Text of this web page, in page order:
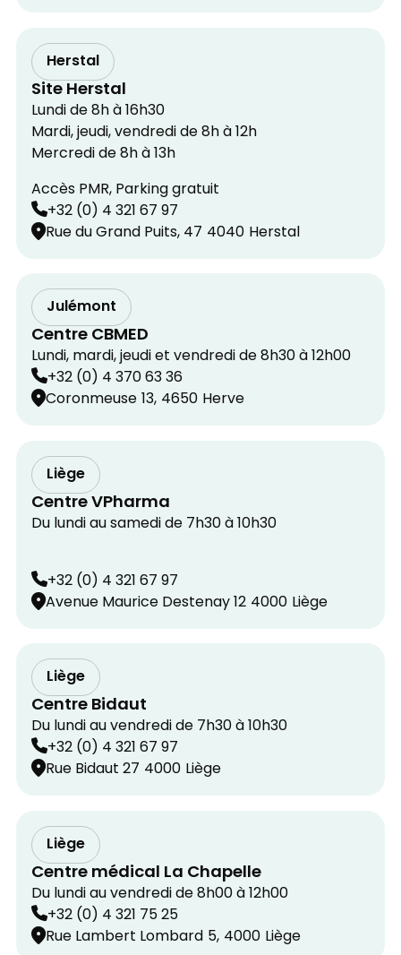
Herstal
Site Herstal
Lundi de 8h à 16h30
Mardi, jeudi, vendredi de 8h à 12h
Mercredi de 8h à 13h
Accès PMR, Parking gratuit
+32 (0) 4 321 67 97
Rue du Grand Puits, 47 4040 Herstal
Julémont
Centre CBMED
Lundi, mardi, jeudi et vendredi de 8h30 à 12h00
+32 (0) 4 370 63 36
Coronmeuse 13, 4650 Herve
Liège
Centre VPharma
Du lundi au samedi de 7h30 à 10h30
+32 (0) 4 321 67 97
Avenue Maurice Destenay 12 4000 Liège
Liège
Centre Bidaut
Du lundi au vendredi de 7h30 à 10h30
+32 (0) 4 321 67 97
Rue Bidaut 27 4000 Liège
Liège
Centre médical La Chapelle
Du lundi au vendredi de 8h00 à 12h00
+32 (0) 4 321 75 25
Rue Lambert Lombard 5, 4000 Liège